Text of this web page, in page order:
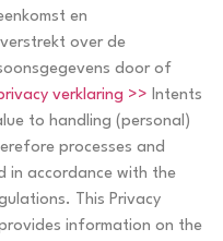
en
over de
door of
verklaring >> Intents
to handling (personal)
processes and
in accordance with the
This Privacy
information on the